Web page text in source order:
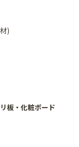
)
板・化粧ボード